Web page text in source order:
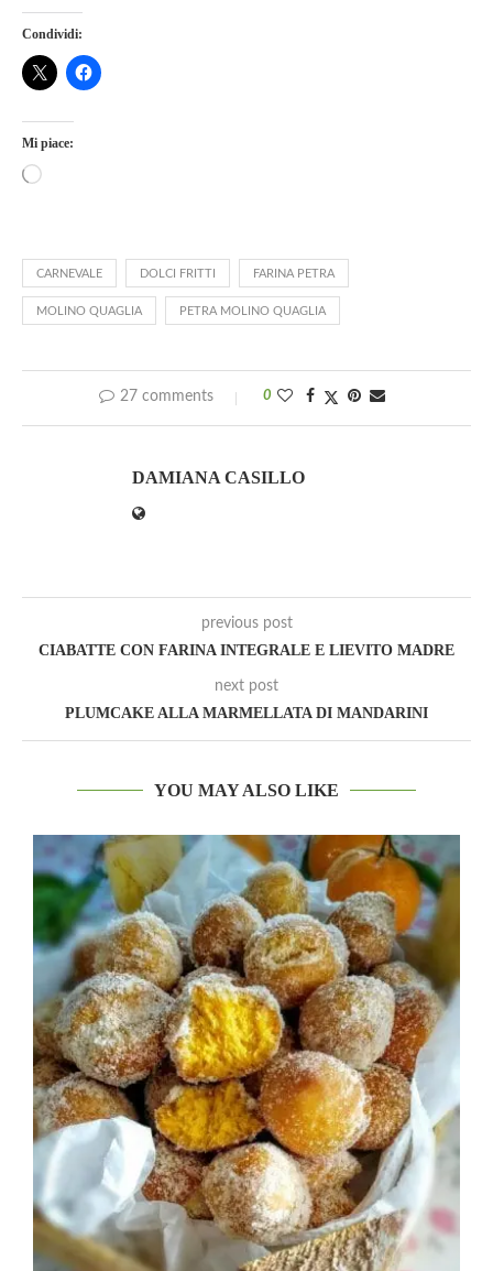
Condividi:
Mi piace:
CARNEVALE DOLCI FRITTI FARINA PETRA
MOLINO QUAGLIA PETRA MOLINO QUAGLIA
27 comments 0
DAMIANA CASILLO
previous post
CIABATTE CON FARINA INTEGRALE E LIEVITO MADRE
next post
PLUMCAKE ALLA MARMELLATA DI MANDARINI
YOU MAY ALSO LIKE